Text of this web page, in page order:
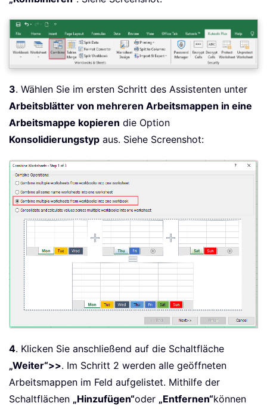
3. Wählen Sie im ersten Schritt des Assistenten unter
Arbeitsblätter von mehreren Arbeitsmappen in eine
Arbeitsmappe kopieren die Option
Konsolidierungstyp aus. Siehe Screenshot:
4. Klicken Sie anschließend auf die Schaltfläche
„Weiter“>>. Im Schritt 2 werden alle geöffneten
Arbeitsmappen im Feld aufgelistet. Mithilfe der
Schaltflächen „Hinzufügen“oder „Entfernen“können